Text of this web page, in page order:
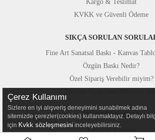
Kargo & Teslimat
KVKK ve Güvenli Ödeme
SIKÇA SORULAN
Fine Art Sanatsal Baskı - Kanvas
Özgün Baskı Nedir?
Özel Sipariş Verebilir miyim?
STÜDYOMUZDAN
Fotoğraf Kareleri
Çerez Kullanımı
Sizlere en iyi alışveriş deneyimini sunabilmek adına
sitemizde çerezler(cookies) kullanmaktayız. Detaylı
için Kvkk sözleşmesini inceleyebilirsiniz.